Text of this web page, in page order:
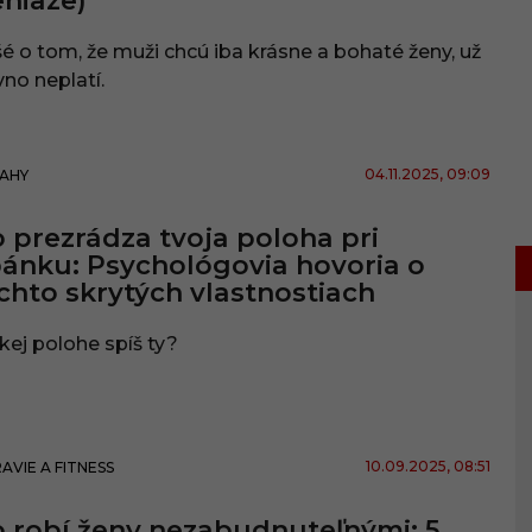
o tom, že muži chcú iba krásne a bohaté ženy, už
neplatí.
04.11.2025, 09:09
prezrádza tvoja poloha pri
Psychológovia hovoria o
skrytých vlastnostiach
polohe spíš ty?
A FITNESS 10.09.2025, 08:51